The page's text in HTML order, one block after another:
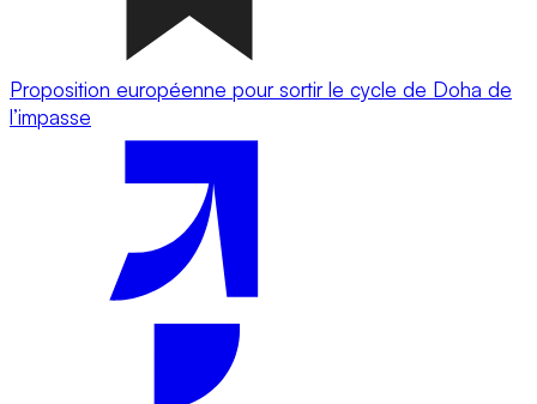
Proposition européenne pour sortir le cycle de Doha de
l’impasse